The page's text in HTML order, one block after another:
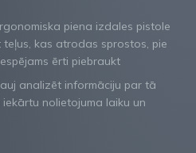
piena izdales pistole
kas atrodas sprostos, pie
ērti piebraukt
analizēt informāciju par tā
nolietojuma laiku un